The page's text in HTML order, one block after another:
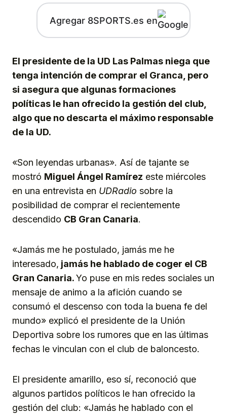
Agregar 8SPORTS.es en
El presidente de la UD Las Palmas niega que
tenga intención de comprar el Granca, pero
si asegura que algunas formaciones
políticas le han ofrecido la gestión del club,
algo que no descarta el máximo responsable
de la UD.
«Son leyendas urbanas». Así de tajante se
mostró Miguel Ángel Ramírez este miércoles
en una entrevista en UDRadio sobre la
posibilidad de comprar el recientemente
descendido CB Gran Canaria.
«Jamás me he postulado, jamás me he
interesado, jamás he hablado de coger el CB
Gran Canaria.Yo puse en mis redes sociales un
mensaje de animo a la afición cuando se
consumó el descenso con toda la buena fe del
mundo» explicó el presidente de la Unión
Deportiva sobre los rumores que en las últimas
fechas le vinculan con el club de baloncesto.
El presidente amarillo, eso sí, reconoció que
algunos partidos políticos le han ofrecido la
gestión del club: «Jamás he hablado con el